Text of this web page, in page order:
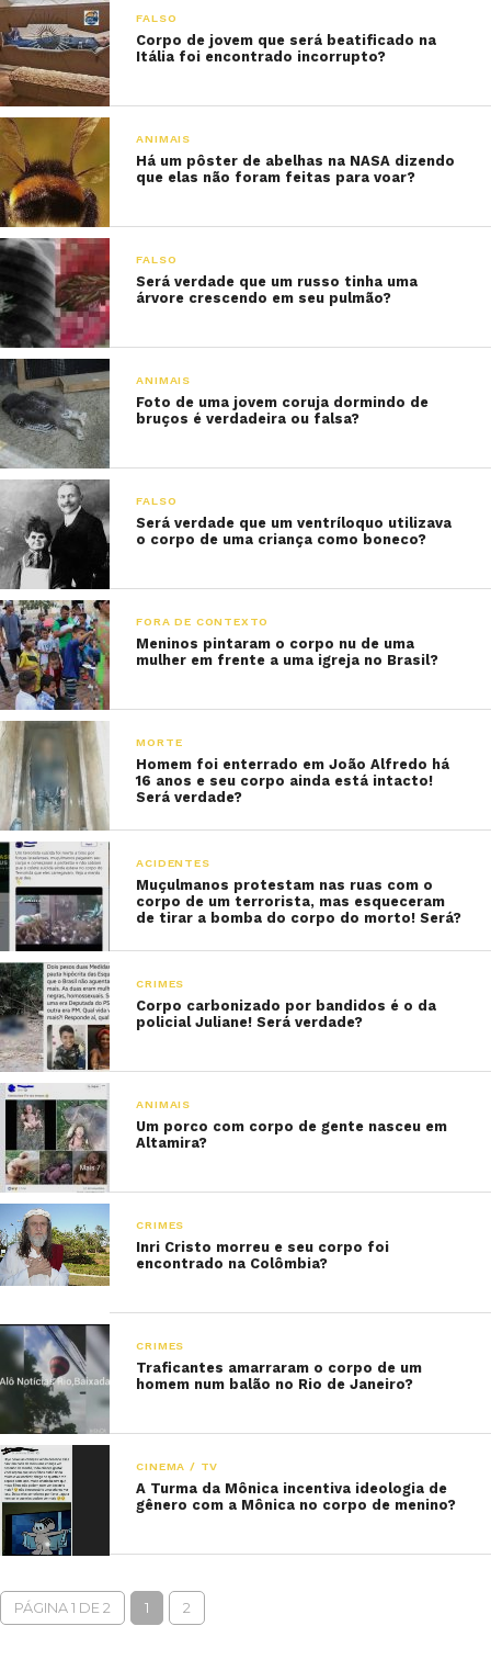
FALSO
Corpo de jovem que será beatificado na
Itália foi encontrado incorrupto?
ANIMAIS
Há um pôster de abelhas na NASA dizendo
que elas não foram feitas para voar?
FALSO
Será verdade que um russo tinha uma
árvore crescendo em seu pulmão?
ANIMAIS
Foto de uma jovem coruja dormindo de
bruços é verdadeira ou falsa?
FALSO
Será verdade que um ventríloquo utilizava
o corpo de uma criança como boneco?
FORA DE CONTEXTO
Meninos pintaram o corpo nu de uma
mulher em frente a uma igreja no Brasil?
MORTE
Homem foi enterrado em João Alfredo há
16 anos e seu corpo ainda está intacto!
Será verdade?
ACIDENTES
Muçulmanos protestam nas ruas com o
corpo de um terrorista, mas esqueceram
de tirar a bomba do corpo do morto! Será?
CRIMES
Corpo carbonizado por bandidos é o da
policial Juliane! Será verdade?
ANIMAIS
Um porco com corpo de gente nasceu em
Altamira?
CRIMES
Inri Cristo morreu e seu corpo foi
encontrado na Colômbia?
CRIMES
Traficantes amarraram o corpo de um
homem num balão no Rio de Janeiro?
CINEMA / TV
A Turma da Mônica incentiva ideologia de
gênero com a Mônica no corpo de menino?
PÁGINA 1 DE 2 1 2